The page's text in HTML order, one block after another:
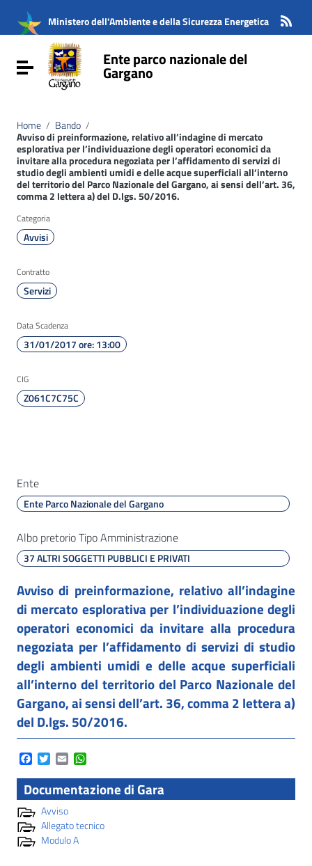
Vai al menu di navigazione
Vai al footer
Ministero dell'Ambiente e della Sicurezza Energetica
Attiva / disattiva la navigazioneEnte parco nazionale del
Gargano
Home / Bando /
Avviso di preinformazione, relativo all’indagine di mercato
esplorativa per l’individuazione degli operatori economici da
invitare alla procedura negoziata per l’affidamento di servizi di
studio degli ambienti umidi e delle acque superficiali all’interno
del territorio del Parco Nazionale del Gargano, ai sensi dell’art. 36,
comma 2 lettera a) del D.lgs. 50/2016.
Categoria
Avvisi
Contratto
Servizi
Data Scadenza
31/01/2017 ore: 13:00
CIG
Z061C7C75C
Ente
Ente Parco Nazionale del Gargano
Albo pretorio Tipo Amministrazione
37 ALTRI SOGGETTI PUBBLICI E PRIVATI
Avviso di preinformazione, relativo all’indagine
di mercato esplorativa per l’individuazione degli
operatori economici da invitare alla procedura
negoziata per l’affidamento di servizi di studio
degli ambienti umidi e delle acque superficiali
all’interno del territorio del Parco Nazionale del
Gargano, ai sensi dell’art. 36, comma 2 lettera a)
del D.lgs. 50/2016.
Facebook
Twitter
Email
Documentazione di Gara
Avviso
Allegato tecnico
Modulo A